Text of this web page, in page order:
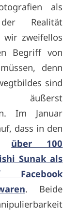
als
Realität
wir zweifellos
Begriff von
denn
sind
äußerst
Im Januar
dass in den
über 100
Sunak als
Facebook
. Beide